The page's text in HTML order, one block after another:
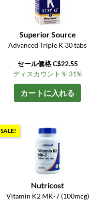
Superior Source
Advanced Triple K 30 tabs
セール価格 C$22.55
ディスカウント％ 31%
カートに入れる
SALE!
Nutricost
Vitamin K2 MK-7 (100mcg)